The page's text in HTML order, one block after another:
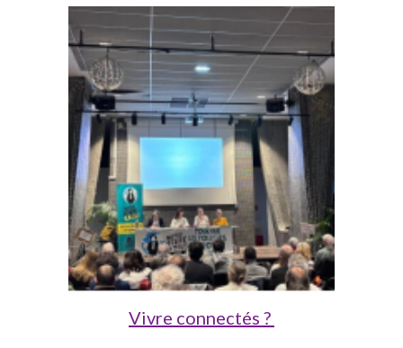
Vivre connectés ?